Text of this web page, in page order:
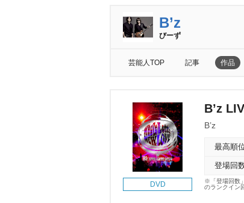
B’z
びーず
芸能人TOP 記事 作品
DVD
B’z
B’z
最高順
登場回
※「登場回数
のランクイン